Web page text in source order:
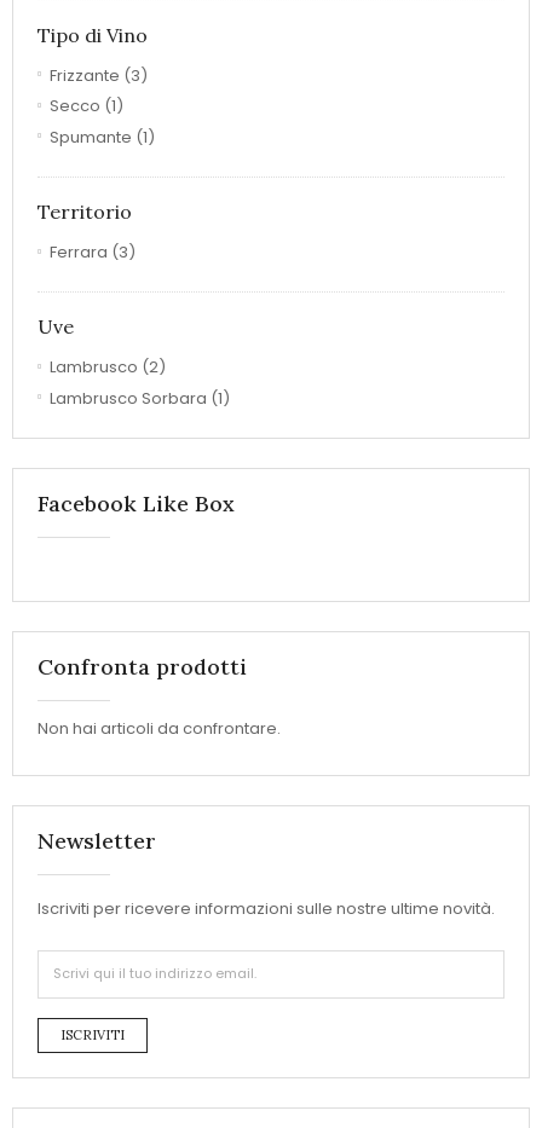
Tipo di Vino
Frizzante (3)
Secco (1)
Spumante (1)
Territorio
Ferrara (3)
Uve
Lambrusco (2)
Lambrusco Sorbara (1)
Facebook Like Box
Confronta prodotti
Non hai articoli da confrontare.
Newsletter
Iscriviti per ricevere informazioni sulle nostre ultime novità.
ISCRIVITI